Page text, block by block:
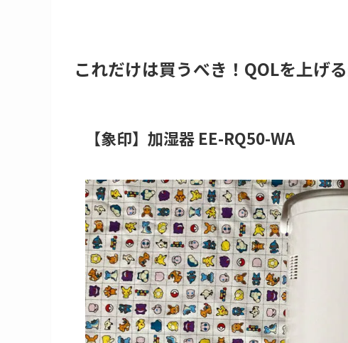
これだけは買うべき！QOLを上げ
【象印】加湿器 EE-RQ50-WA